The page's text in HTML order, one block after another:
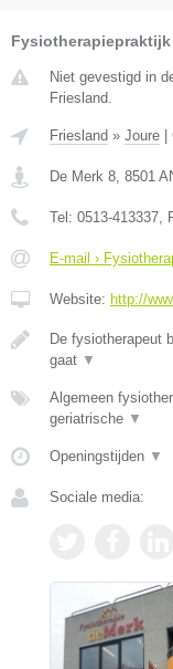
Fysiotherapiepraktijk
Niet gevestigd in
Friesland.
Friesland » Joure
De Merk 8, 8501
Tel: 0513-413337,
E-mail ›
Website: http://
De fysiotherapeut
gaat ▼
Algemeen
geriatrische ▼
Openingstijden ▼
Sociale media: